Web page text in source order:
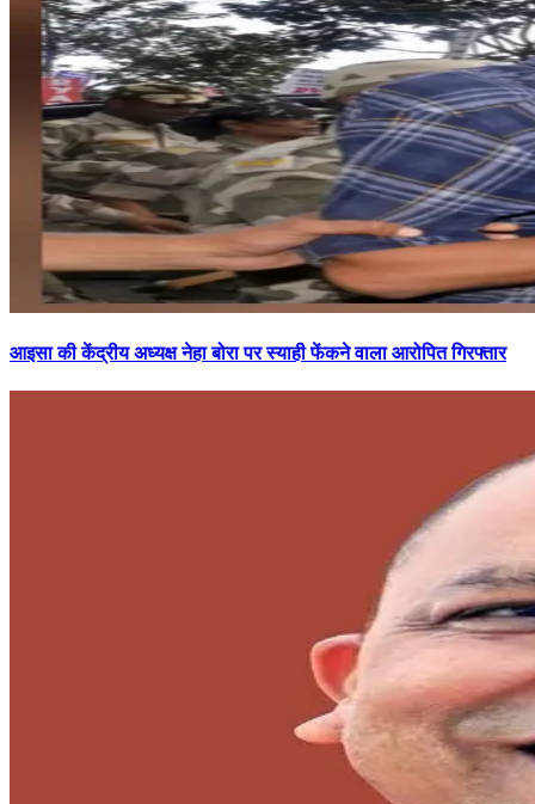
आइसा की केंद्रीय अध्यक्ष नेहा बोरा पर स्याही फेंकने वाला आरोपित गिरफ्तार